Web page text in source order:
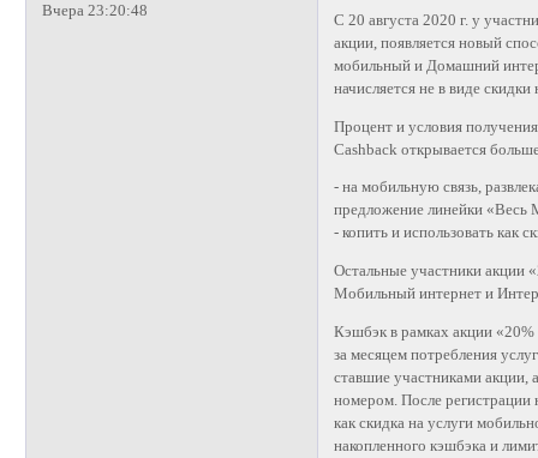
Вчера 23:20:48
С 20 августа 2020 г. у
акции, появляется новый
мобильный и Домашний
начисляется не в виде
Процент и условия
Cashback открывается
- на мобильную связь,
предложение линейки
- копить и использовать как
Остальные участники акции
Мобильный интернет и
Кэшбэк в рамках акции «20%
за месяцем потребления
ставшие участниками
номером. После регистрации
как скидка на услуги
накопленного кэшбэка и